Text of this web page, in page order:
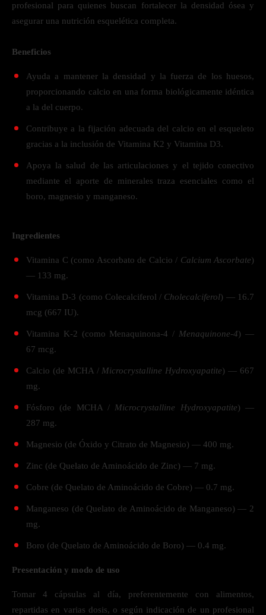
profesional para quienes buscan fortalecer la densidad ósea y
asegurar una nutrición esquelética completa.
Beneficios
Ayuda a mantener la densidad y la fuerza de los huesos,
proporcionando calcio en una forma biológicamente idéntica
a la del cuerpo.
Contribuye a la fijación adecuada del calcio en el esqueleto
gracias a la inclusión de Vitamina K2 y Vitamina D3.
Apoya la salud de las articulaciones y el tejido conectivo
mediante el aporte de minerales traza esenciales como el
boro, magnesio y manganeso.
Ingredientes
Vitamina C (como Ascorbato de Calcio / Calcium Ascorbate)
— 133 mg.
Vitamina D-3 (como Colecalciferol / Cholecalciferol) — 16.7
mcg (667 IU).
Vitamina K-2 (como Menaquinona-4 / Menaquinone-4) —
67 mcg.
Calcio (de MCHA / Microcrystalline Hydroxyapatite) — 667
mg.
Fósforo (de MCHA / Microcrystalline Hydroxyapatite) —
287 mg.
Magnesio (de Óxido y Citrato de Magnesio) — 400 mg.
Zinc (de Quelato de Aminoácido de Zinc) — 7 mg.
Cobre (de Quelato de Aminoácido de Cobre) — 0.7 mg.
Manganeso (de Quelato de Aminoácido de Manganeso) — 2
mg.
Boro (de Quelato de Aminoácido de Boro) — 0.4 mg.
Presentación y modo de uso
Tomar 4 cápsulas al día, preferentemente con alimentos,
repartidas en varias dosis, o según indicación de un profesional